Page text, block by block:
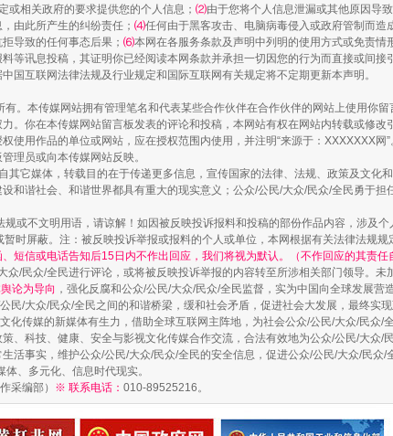
镜头丨大暑三秋近 山西：不断增强治
以同查同治破解风腐交织难题 养老服务师职业资格
或相关政府的要求提供您的个人信息； ⑵由于您将个人信息泄漏或其他原因导
由此所产生的纠纷责任； ⑷任何由于黑客攻击、电脑病毒侵入或政府管制而造
拒导致的任何事态后果； ⑹本网在各服务条款及声明中列明的使用方式或免责情
等讯息投稿，其证明你已经阅读本网条款并承担一切因您的行为而直接或间接
国互联网法律法规及行业规定和国际互联网有关规定将不定期更新本声明。
。本传媒网站拥有管理笔名和代表某些合作伙伴在合作伙伴的网站上使用你留
。你在本传媒网站留言板发表的评论和投稿，本网站有权在网站内转载或修改
用作品的单位或网站，应在授权范围内使用，并注明“来源于：XXXXXXX网”
理员或向本传媒网站反映。
其它媒体，转载目的在于传递更多信息，宣传国家的法律、法规、政策及文化
和谐社会、和谐世界都具有重大的现实意义；公众/公民/大众/民众/全民勇于担
或不文明用语，请谅解！如因被反映投诉报料和投稿的部份作品内容，涉及个
时屏蔽。注：被反映投诉举报或报料的个人或单位，本网根据有关法律法规规
短信或电话告知后15日内不作出回应，我们将视为默认。（不作回应的其责任
/民众/全民进行评论，或将被反映投诉举报的内容转至所涉相关部门领导。未
论为导向 ，强化反腐和公众/公民/大众/民众/全民监督，实为中国向全球发展营
民/大众/民众/全民之间的和谐桥梁，缓和社会矛盾，促进社会大发展，最终实
传媒的新媒体有生力，借助全球互联网主阵地，为社会公众/公民/大众/民众/
、科技、健康、安全与影视文化传媒合作交流，合法有效地为公众/公民/大众/
活事实，维护公众/公民/大众/民众/全民的安全信息，促进公众/公民/大众/民众/
、多元化、信息时代现实。
采编部） ※ 联系电话： 010-89525216。